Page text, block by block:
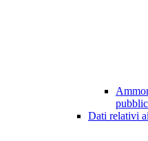
Dati relativi